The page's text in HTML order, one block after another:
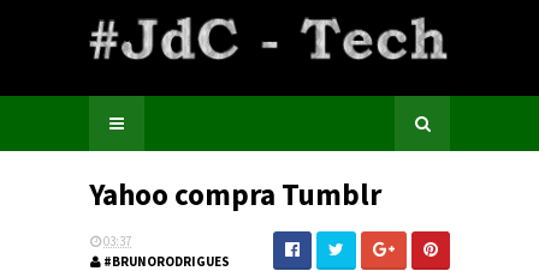
Yahoo compra Tumblr
03:37
#BRUNORODRIGUES